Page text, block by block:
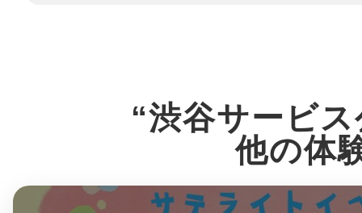
“渋谷サービ
他の体
日立